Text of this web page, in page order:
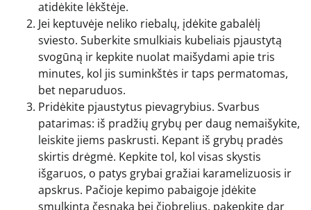
atidėkite lėkštėje.
Jei keptuvėje neliko riebalų, įdėkite gabalėlį
sviesto. Suberkite smulkiais kubeliais pjaustytą
svogūną ir kepkite nuolat maišydami apie tris
minutes, kol jis suminkštės ir taps permatomas,
bet neparuduos.
Pridėkite pjaustytus pievagrybius. Svarbus
patarimas: iš pradžių grybų per daug nemaišykite,
leiskite jiems paskrusti. Kepant iš grybų pradės
skirtis drėgmė. Kepkite tol, kol visas skystis
išgaruos, o patys grybai gražiai karamelizuosis ir
apskrus. Pačioje kepimo pabaigoje įdėkite
smulkintą česnaką bei čiobrelius, pakepkite dar